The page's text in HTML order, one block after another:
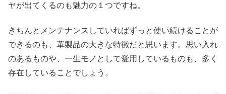
ヤが出てくるのも魅力の１つですね。
きちんとメンテナンスしていればずっと使い続けることが
できるのも、革製品の大きな特徴だと思います。思い入れ
のあるものや、一生モノとして愛用しているものも、多く
存在していることでしょう。